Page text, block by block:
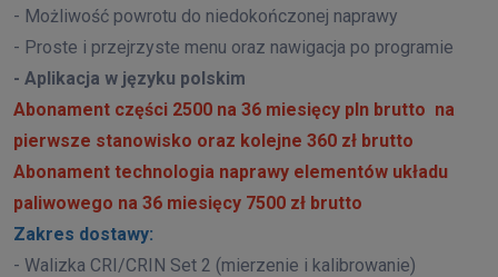
- Możliwość powrotu do niedokończonej naprawy
- Proste i przejrzyste menu oraz nawigacja po programie
- Aplikacja w języku polskim
Abonament części 2500 na 36 miesięcy pln brutto na
pierwsze stanowisko oraz kolejne 360 zł brutto
Abonament technologia naprawy elementów układu
paliwowego na 36 miesięcy 7500 zł brutto
Zakres dostawy:
- Walizka CRI/CRIN Set 2 (mierzenie i kalibrowanie)